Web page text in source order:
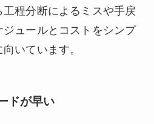
程分断によるミスや手戻
ジュールとコストをシンプ
いています。
ドが早い